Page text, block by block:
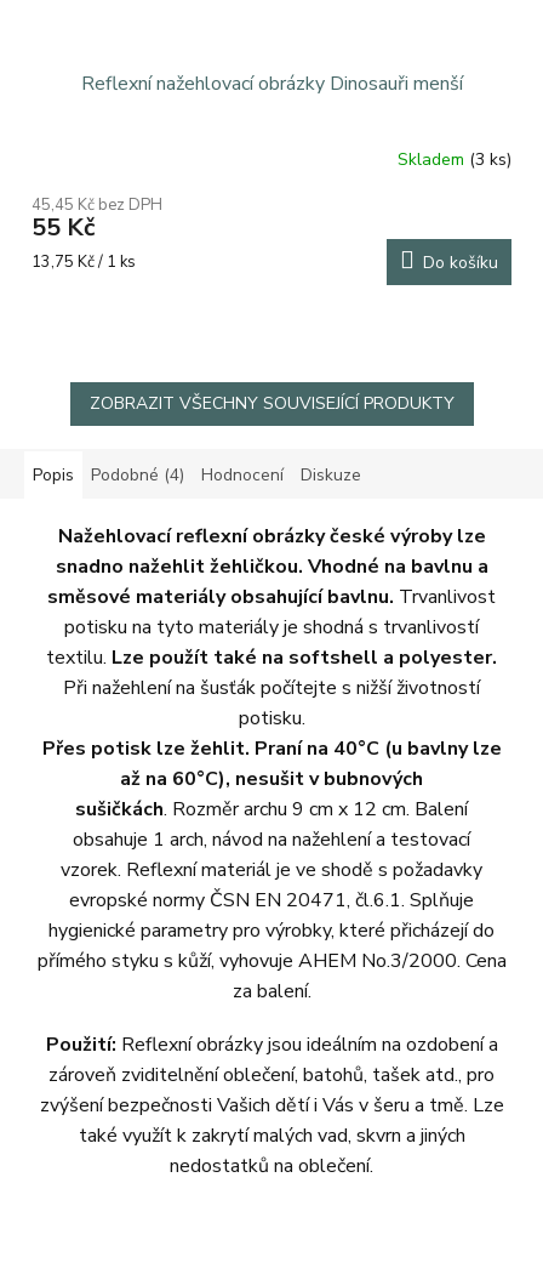
Reflexní nažehlovací obrázky Dinosauři menší
produktu
je
5,0
Skladem (3 ks)
45,45 Kč bez DPH
55 Kč
Měrná
13,75 Kč / 1 ks Do košíku
ZOBRAZIT VŠECHNY SOUVISEJÍCÍ PRODUKTY
Popis Podobné (4) Hodnocení Diskuze
Nažehlovací reflexní obrázky české výroby lze
snadno nažehlit žehličkou. Vhodné na bavlnu a
směsové materiály obsahující bavlnu. Trvanlivost
potisku na tyto materiály je shodná s trvanlivostí
textilu. Lze použít také na softshell a polyester.
Při nažehlení na šusťák počítejte s nižší životností
potisku.
Přes potisk lze žehlit. Praní na 40°C (u bavlny lze
až na 60°C), nesušit v bubnových
sušičkách. Rozměr archu 9 cm x 12 cm. Balení
obsahuje 1 arch, návod na nažehlení a testovací
vzorek. Reflexní materiál je ve shodě s požadavky
evropské normy ČSN EN 20471, čl.6.1. Splňuje
hygienické parametry pro výrobky, které přicházejí do
přímého styku s kůží, vyhovuje AHEM No.3/2000. Cena
za balení.
Použití: Reflexní obrázky jsou ideálním na ozdobení a
zároveň zviditelnění oblečení, batohů, tašek atd., pro
zvýšení bezpečnosti Vašich dětí i Vás v šeru a tmě. Lze
také využít k zakrytí malých vad, skvrn a jiných
nedostatků na oblečení.